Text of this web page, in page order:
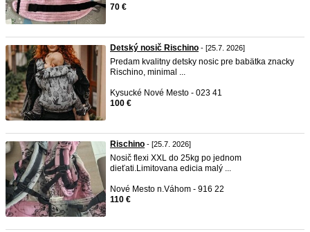
70 €
Detský nosič Rischino - [25.7. 2026]
Predam kvalitny detsky nosic pre babätka znacky
Rischino, minimal ...
Kysucké Nové Mesto - 023 41
100 €
Rischino - [25.7. 2026]
Nosič flexi XXL do 25kg po jednom
dieťati.Limitovana edicia malý ...
Nové Mesto n.Váhom - 916 22
110 €